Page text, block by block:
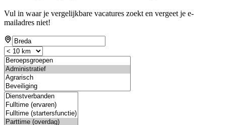
Vul in waar je vergelijkbare vacatures zoekt en vergeet je e-
mailadres niet!